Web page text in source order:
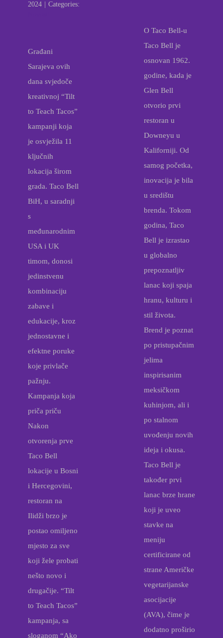
2024
Categories:
Građani
Sarajeva ovih
dana svjedoče
kreativnoj “Tilt
to Teach Tacos”
kampanji koja
je osvježila 11
ključnih
lokacija širom
grada. Taco Bell
BiH, u saradnji
s
međunarodnim
USA i UK
timom, donosi
jedinstvenu
kombinaciju
zabave i
edukacije, kroz
jednostavne i
efektne poruke
koje privlače
pažnju.
Kampanja koja
priča priču
Nakon
otvorenja prve
Taco Bell
lokacije u Bosni
i Hercegovini,
restoran na
Ilidži brzo je
postao omiljeno
mjesto za sve
koji žele probati
nešto novo i
drugačije. “Tilt
to Teach Tacos”
kampanja, sa
sloganom “Ako
O Taco Bell-u
Taco Bell je
osnovan 1962.
godine, kada je
Glen Bell
otvorio prvi
restoran u
Downeyu u
Kaliforniji. Od
samog početka,
inovacija je bila
u središtu
brenda. Tokom
godina, Taco
Bell je izrastao
u globalno
prepoznatljiv
lanac koji spaja
hranu, kulturu i
stil života.
Brend je poznat
po pristupačnim
jelima
inspirisanim
meksičkom
kuhinjom, ali i
po stalnom
uvođenju novih
ideja i okusa.
Taco Bell je
također prvi
lanac brze hrane
koji je uveo
stavke na
meniju
certificirane od
strane Američke
vegetarijanske
asocijacije
(AVA), čime je
dodatno proširio